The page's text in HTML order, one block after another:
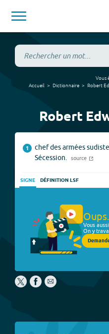
Vous
Accueil
Dictionnaire Robert
Robert
1
chef des armées
Sécession.
source
SIGNE DÉFINITION LSF
Oups.
Vous
On y